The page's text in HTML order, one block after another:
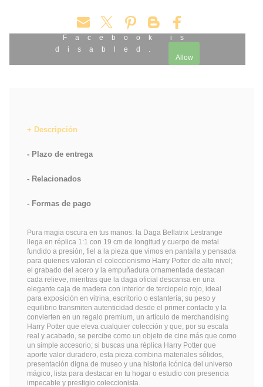
Facebook is
disabled.
Allow
Descripción
Plazo de entrega
Relacionados
Formas de pago
Pura magia oscura en tus manos: la Daga Bellatrix Lestrange
llega en réplica 1:1 con 19 cm de longitud y cuerpo de metal
fundido a presión, fiel a la pieza que vimos en pantalla y pensada
para quienes valoran el coleccionismo Harry Potter de alto nivel;
el grabado del acero y la empuñadura ornamentada destacan
cada relieve, mientras que la daga oficial descansa en una
elegante caja de madera con interior de terciopelo rojo, ideal
para exposición en vitrina, escritorio o estantería; su peso y
equilibrio transmiten autenticidad desde el primer contacto y la
convierten en un regalo premium, un artículo de merchandising
Harry Potter que eleva cualquier colección y que, por su escala
real y acabado, se percibe como un objeto de cine más que como
un simple accesorio; si buscas una réplica Harry Potter que
aporte valor duradero, esta pieza combina materiales sólidos,
presentación digna de museo y una historia icónica del universo
mágico, lista para destacar en tu hogar o estudio con presencia
impecable y prestigio coleccionista.